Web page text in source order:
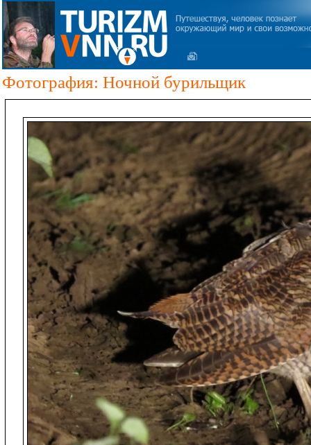
Фотография: Ночной бурильщик